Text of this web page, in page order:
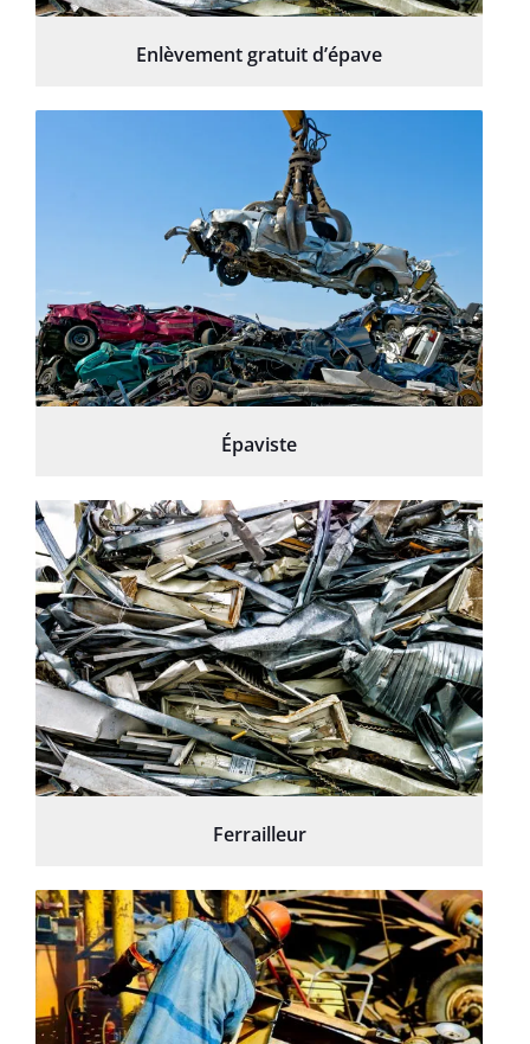
Enlèvement gratuit d’épave
Épaviste
Ferrailleur